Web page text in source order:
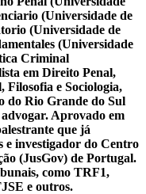
(Universidade de
(Universidade de
(Universidade
Criminal
em Direito Penal,
Filosofia e Sociologia,
do Rio Grande do Sul
Aprovado em
que já
e investigador do Centro
(JusGov) de Portugal.
como TRF1,
e outros.